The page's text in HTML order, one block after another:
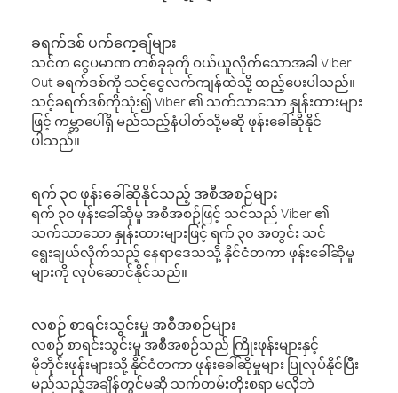
ခရက်ဒစ် ပက်ကေ့ချ်များ
သင်က ငွေပမာဏ တစ်ခုခုကို ဝယ်ယူလိုက်သောအခါ Viber
Out ခရက်ဒစ်ကို သင့်ငွေလက်ကျန်ထဲသို့ ထည့်ပေးပါသည်။
သင့်ခရက်ဒစ်ကိုသုံး၍ Viber ၏ သက်သာသော နှုန်းထားများ
ဖြင့် ကမ္ဘာပေါ်ရှိ မည်သည့်နံပါတ်သို့မဆို ဖုန်းခေါ်ဆိုနိုင်
ပါသည်။
ရက် ၃၀ ဖုန်းခေါ်ဆိုနိုင်သည့် အစီအစဉ်များ
ရက် ၃၀ ဖုန်းခေါ်ဆိုမှု အစီအစဉ်ဖြင့် သင်သည် Viber ၏
သက်သာသော နှုန်းထားများဖြင့် ရက် ၃၀ အတွင်း သင်
ရွေးချယ်လိုက်သည့် နေရာဒေသသို့ နိုင်ငံတကာ ဖုန်းခေါ်ဆိုမှု
များကို လုပ်ဆောင်နိုင်သည်။
လစဉ် စာရင်းသွင်းမှု အစီအစဉ်များ
လစဉ် စာရင်းသွင်းမှု အစီအစဉ်သည် ကြိုးဖုန်းများနှင့်
မိုဘိုင်းဖုန်းများသို့ နိုင်ငံတကာ ဖုန်းခေါ်ဆိုမှုများ ပြုလုပ်နိုင်ပြီး
မည်သည့်အချိန်တွင်မဆို သက်တမ်းတိုးစရာ မလိုဘဲ